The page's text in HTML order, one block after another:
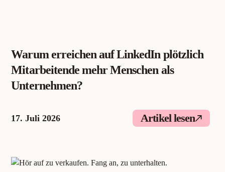
Warum erreichen auf LinkedIn plötzlich
Mitarbeitende mehr Menschen als
Unternehmen?
17. Juli 2026 Artikel lesen